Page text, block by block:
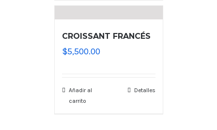
CROISSANT FRANCÉS
$5,500.00
Añadir al
carrito
Detalles